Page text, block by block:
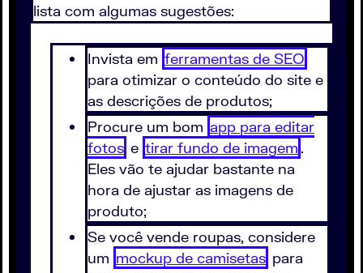
lista com algumas sugestões:
Invista em ferramentas de SEO
para otimizar o conteúdo do site e
as descrições de produtos;
Procure um bom app para editar
fotos e tirar fundo de imagem .
Eles vão te ajudar bastante na
hora de ajustar as imagens de
produto;
Se você vende roupas, considere
um mockup de camisetas para